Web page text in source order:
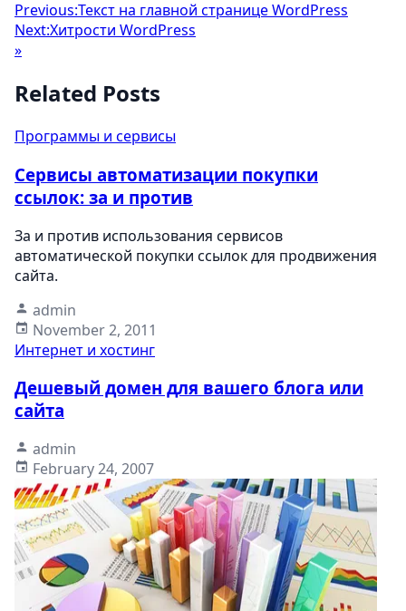
Previous:Текст на главной странице WordPress
Next:Хитрости WordPress
»
Related Posts
Программы и сервисы
Сервисы автоматизации покупки
ссылок: за и против
За и против использования сервисов
автоматической покупки ссылок для продвижения
сайта.
admin
November 2, 2011
Интернет и хостинг
Дешевый домен для вашего блога или
сайта
admin
February 24, 2007